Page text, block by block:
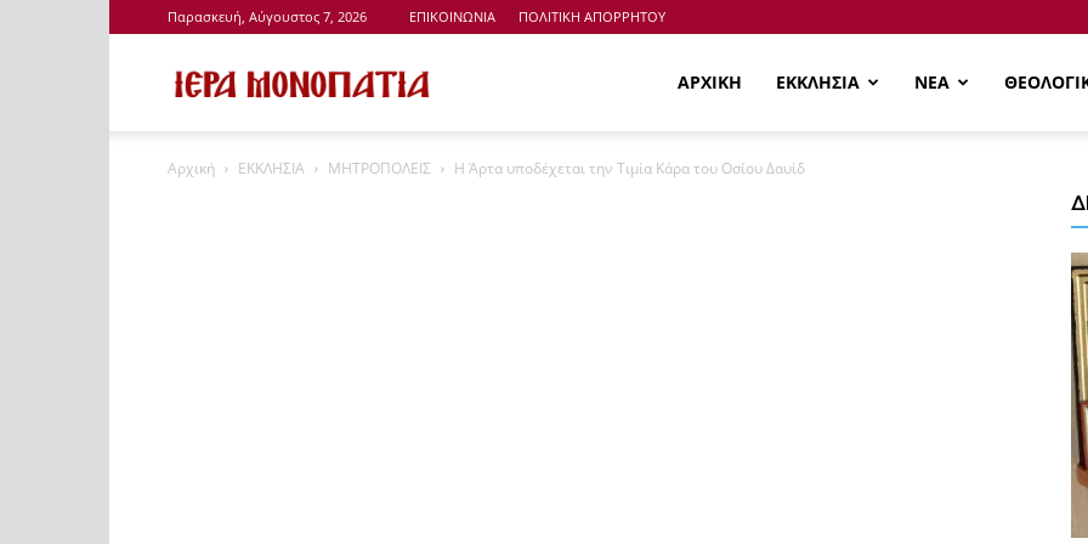
Παρασκευή, Αύγουστος 7, 2026 ΕΠΙΚΟΙΝΩΝΙΑ ΠΟΛΙΤΙΚΗ ΑΠΟΡΡΗΤΟΥ
Μονοπάτια
ΑΡΧΙΚΗ ΕΚΚΛΗΣΙΑ ΝΕΑ
Αρχική ΕΚΚΛΗΣΙΑ ΜΗΤΡΟΠΟΛΕΙΣ Η Άρτα υποδέχεται την Τιμία Κάρα του Οσίου Δαυίδ